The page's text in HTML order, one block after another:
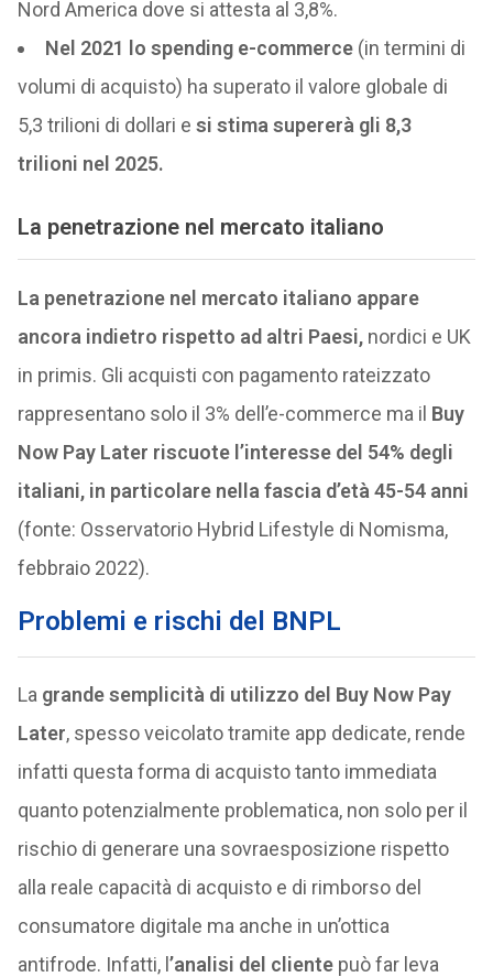
Nord America dove si attesta al 3,8%.
Nel 2021 lo spending e-commerce (in termini di
volumi di acquisto) ha superato il valore globale di
5,3 trilioni di dollari e si stima supererà gli 8,3
trilioni nel 2025.
La penetrazione nel mercato italiano
La penetrazione nel mercato italiano appare
ancora indietro rispetto ad altri Paesi, nordici e UK
in primis. Gli acquisti con pagamento rateizzato
rappresentano solo il 3% dell’e-commerce ma il Buy
Now Pay Later riscuote l’interesse del 54% degli
italiani, in particolare nella fascia d’età 45-54 anni
(fonte: Osservatorio Hybrid Lifestyle di Nomisma,
febbraio 2022).
Problemi e rischi del BNPL
La grande semplicità di utilizzo del Buy Now Pay
Later, spesso veicolato tramite app dedicate, rende
infatti questa forma di acquisto tanto immediata
quanto potenzialmente problematica, non solo per il
rischio di generare una sovraesposizione rispetto
alla reale capacità di acquisto e di rimborso del
consumatore digitale ma anche in un’ottica
antifrode. Infatti, l’analisi del cliente può far leva